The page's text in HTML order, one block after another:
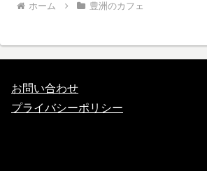
ホーム 豊洲のカフェ
お問い合わせ
プライバシーポリシー